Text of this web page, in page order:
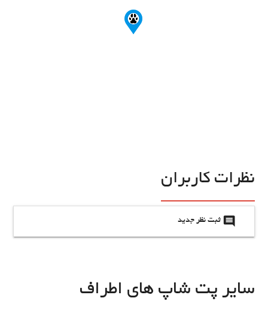
نظرات کاربران
insert_comment ثبت نظر جدید
سایر پت شاپ های اطراف